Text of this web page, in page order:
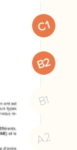
C1
B2
B1
A2